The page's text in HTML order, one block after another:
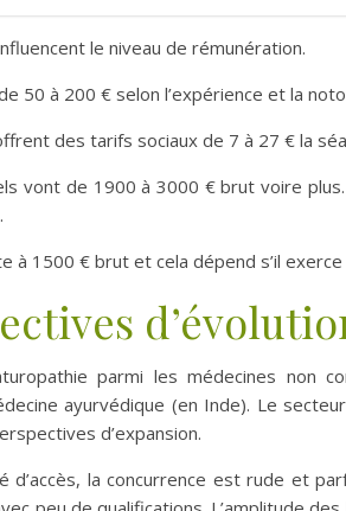
le niveau de rémunération.
50 à 200 € selon l’expérience et la
des tarifs sociaux de 7 à 27 € la
vont de 1900 à 3000 € brut voire
à 1500 € brut et cela dépend s’il
parmi les médecines non
ayurvédique (en Inde). Le
d’expansion.
d’accès, la concurrence est rude et